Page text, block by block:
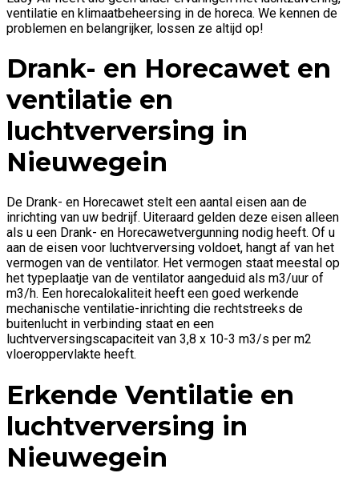
ventilatie en klimaatbeheersing in de horeca. We kennen de
problemen en belangrijker, lossen ze altijd op!
Drank- en Horecawet en
ventilatie en
luchtverversing in
Nieuwegein
De Drank- en Horecawet stelt een aantal eisen aan de
inrichting van uw bedrijf. Uiteraard gelden deze eisen alleen
als u een Drank- en Horecawetvergunning nodig heeft. Of u
aan de eisen voor luchtverversing voldoet, hangt af van het
vermogen van de ventilator. Het vermogen staat meestal op
het typeplaatje van de ventilator aangeduid als m3/uur of
m3/h. Een horecalokaliteit heeft een goed werkende
mechanische ventilatie-inrichting die rechtstreeks de
buitenlucht in verbinding staat en een
luchtverversingscapaciteit van 3,8 x 10-3 m3/s per m2
vloeroppervlakte heeft.
Erkende Ventilatie en
luchtverversing in
Nieuwegein